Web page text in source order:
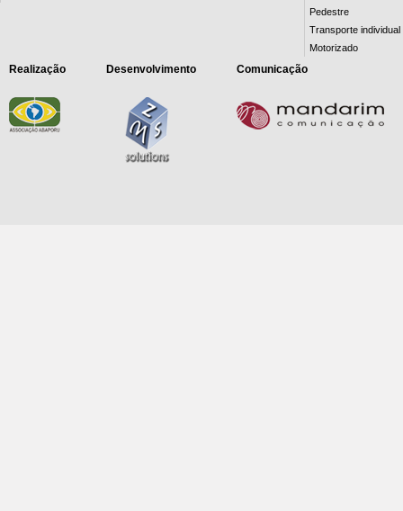
Pedestre
Transporte individual
Motorizado
Realização Desenvolvimento Comunicação